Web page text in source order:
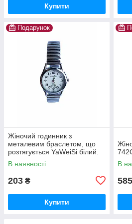
Купити
Подарунок
Жіночий годинник з
металевим браслетом, що
розтягується YaWeiSi білий.
В наявності
203 ₴
Купити
В
585